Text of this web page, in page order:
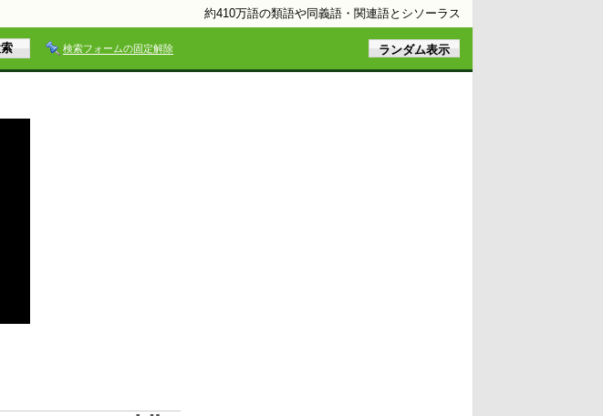
約410万語の類語や同義語・関連語とシソーラス
検索フォームの固定解除